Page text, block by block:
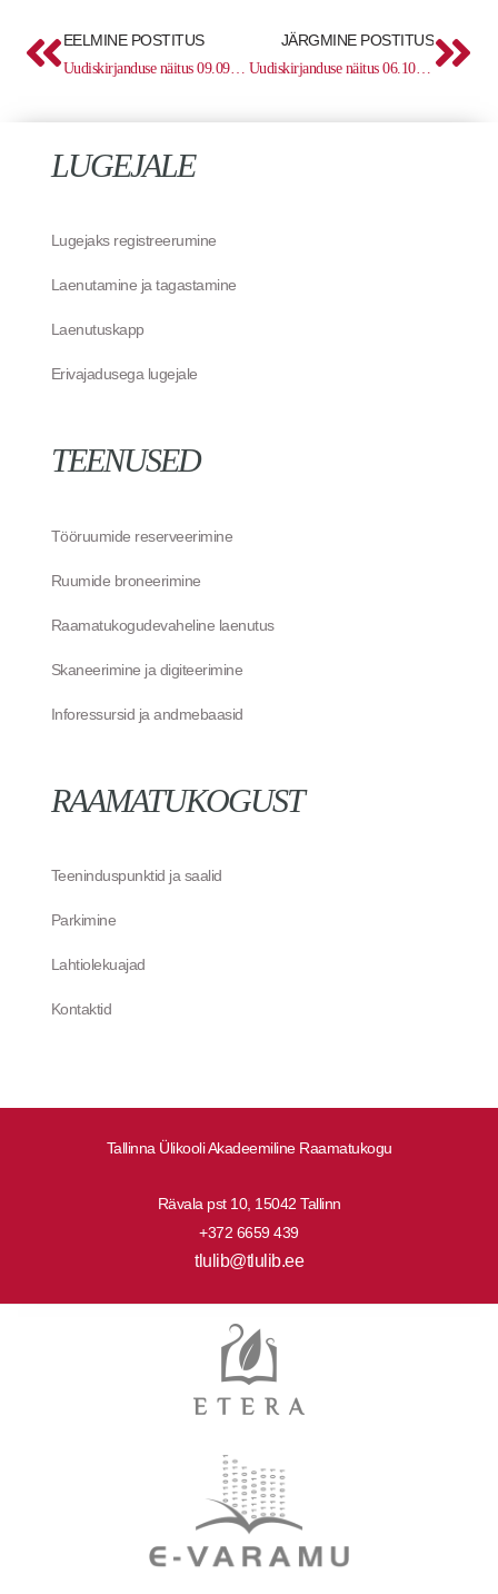
Prev
EELMINE POSTITUS
Uudiskirjanduse näitus 09.09 – 22.09
JÄRGMINE POSTITUS
Uudiskirjanduse näitus 06.10 – 20.10
Tallinna Ülikooli Akadeemiline Raamatukogu
Rävala pst 10, 15042 Tallinn
+372 6659 439
tlulib@tlulib.ee
LUGEJALE
Lugejaks registreerumine
Laenutamine ja tagastamine
Laenutuskapp
Erivajadusega lugejale
TEENUSED
Tööruumide reserveerimine
Ruumide broneerimine
Raamatukogudevaheline laenutus
Skaneerimine ja digiteerimine
Inforessursid ja andmebaasid
RAAMATUKOGUST
Teeninduspunktid ja saalid
Parkimine
Lahtiolekuajad
Kontaktid